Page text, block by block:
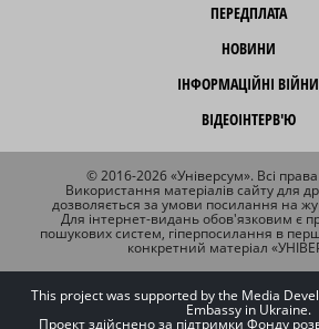
ПЕРЕДПЛАТА
НОВИНИ
ІНФОРМАЦІЙНІ ВІЙНИ
ВІДЕОІНТЕРВ'Ю
© 2016-2026 «Універсум». Всі
Використання матеріалів сайту для
дозволяється за умови посилання на
Для інтернет-видань обов'язковим є
пошукових систем, гіперпосилання в
конкретний матеріал
This project was supported by the Media
Embassy in Ukraine.
Проект здійснено за підтримки Фонду